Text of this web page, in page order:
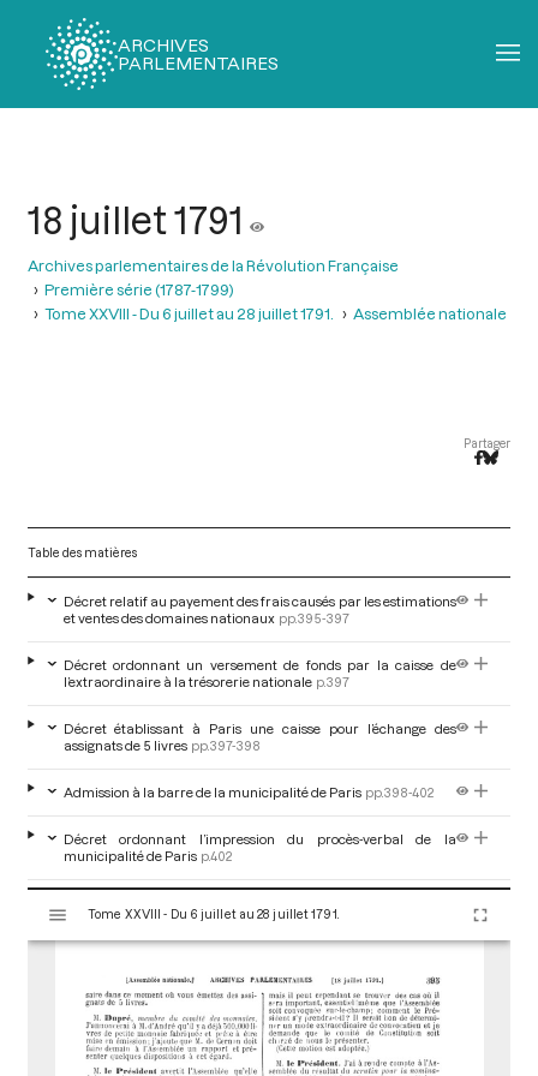
ARCHIVES
PARLEMENTAIRES
18 juillet 1791
Archives parlementaires de la Révolution Française
Première série (1787-1799)
Tome XXVIII - Du 6 juillet au 28 juillet 1791.
Assemblée nationale
Partager
Table des matières
Décret relatif au payement des frais causés par les estimations
et ventes des domaines nationaux pp.395-397
Décret ordonnant un versement de fonds par la caisse de
l’extraordinaire à la trésorerie nationale p.397
Décret établissant à Paris une caisse pour l’échange des
assignats de 5 livres pp.397-398
Admission à la barre de la municipalité de Paris pp.398-402
Décret ordonnant l’impression du procès-verbal de la
municipalité de Paris p.402
Lafayette pp.402-404
les insultes à la force publique p.404
Liste des députés absents à l’appel nominal du 12 juillet
1791 pp.404-407
s
Tome XXVIII - Du 6 juillet au 28 juillet 1791.